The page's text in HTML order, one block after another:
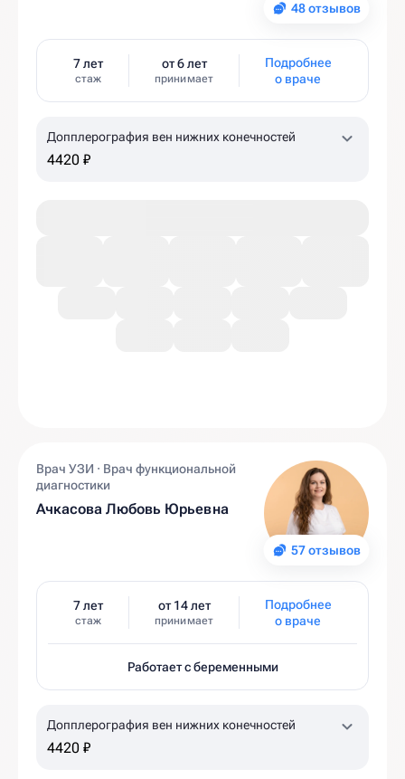
48 отзывов
7 лет
стаж
от 6 лет
принимает
Подробнее
о враче
Допплерография вен нижних конечностей
4420 ₽
57 отзывов
Врач УЗИ · Врач функциональной
диагностики
Ачкасова Любовь Юрьевна
7 лет
стаж
от 14 лет
принимает
Подробнее
о враче
Работает с беременными
Допплерография вен нижних конечностей
4420 ₽